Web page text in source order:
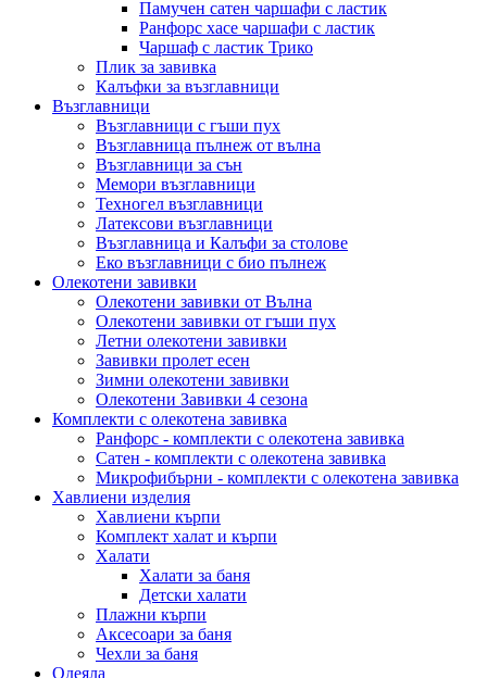
Памучен сатен чаршафи с ластик
Ранфорс хасе чаршафи с ластик
Чаршаф с ластик Трико
Плик за завивкa
Калъфки за възглавници
Възглавници
Възглавници с гъши пух
Възглавница пълнеж от вълна
Възглавници за сън
Мемори възглавници
Техногел възглавници
Латексови възглавници
Възглавница и Калъфи за столове
Еко възглавници с био пълнеж
Олекотени завивки
Олекотени завивки от Вълна
Олекотени завивки от гъши пух
Летни олекотени завивки
Завивки пролет есен
Зимни олекотени завивки
Олекотени Завивки 4 сезона
Комплекти с олекотена завивка
Ранфорс - комплекти с олекотена завивка
Сатен - комплекти с олекотена завивка
Микрофибърни - комплекти с олекотена завивка
Хавлиени изделия
Хавлиени кърпи
Комплект халат и кърпи
Халати
Халати за баня
Детски халати
Плажни кърпи
Аксесоари за баня
Чехли за баня
Одеяла